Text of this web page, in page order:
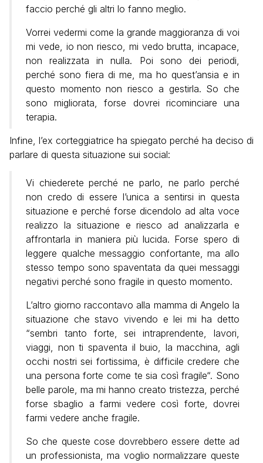
faccio perché gli altri lo fanno meglio.
Vorrei vedermi come la grande maggioranza di voi
mi vede, io non riesco, mi vedo brutta, incapace,
non realizzata in nulla. Poi sono dei periodi,
perché sono fiera di me, ma ho quest’ansia e in
questo momento non riesco a gestirla. So che
sono migliorata, forse dovrei ricominciare una
terapia.
Infine, l’ex corteggiatrice ha spiegato perché ha deciso di
parlare di questa situazione sui social:
Vi chiederete perché ne parlo, ne parlo perché
non credo di essere l’unica a sentirsi in questa
situazione e perché forse dicendolo ad alta voce
realizzo la situazione e riesco ad analizzarla e
affrontarla in maniera più lucida. Forse spero di
leggere qualche messaggio confortante, ma allo
stesso tempo sono spaventata da quei messaggi
negativi perché sono fragile in questo momento.
L’altro giorno raccontavo alla mamma di Angelo la
situazione che stavo vivendo e lei mi ha detto
“sembri tanto forte, sei intraprendente, lavori,
viaggi, non ti spaventa il buio, la macchina, agli
occhi nostri sei fortissima, è difficile credere che
una persona forte come te sia così fragile“. Sono
belle parole, ma mi hanno creato tristezza, perché
forse sbaglio a farmi vedere così forte, dovrei
farmi vedere anche fragile.
So che queste cose dovrebbero essere dette ad
un professionista, ma voglio normalizzare queste